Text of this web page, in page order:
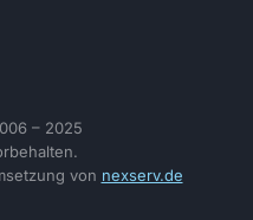
– 2025
von nexserv.de